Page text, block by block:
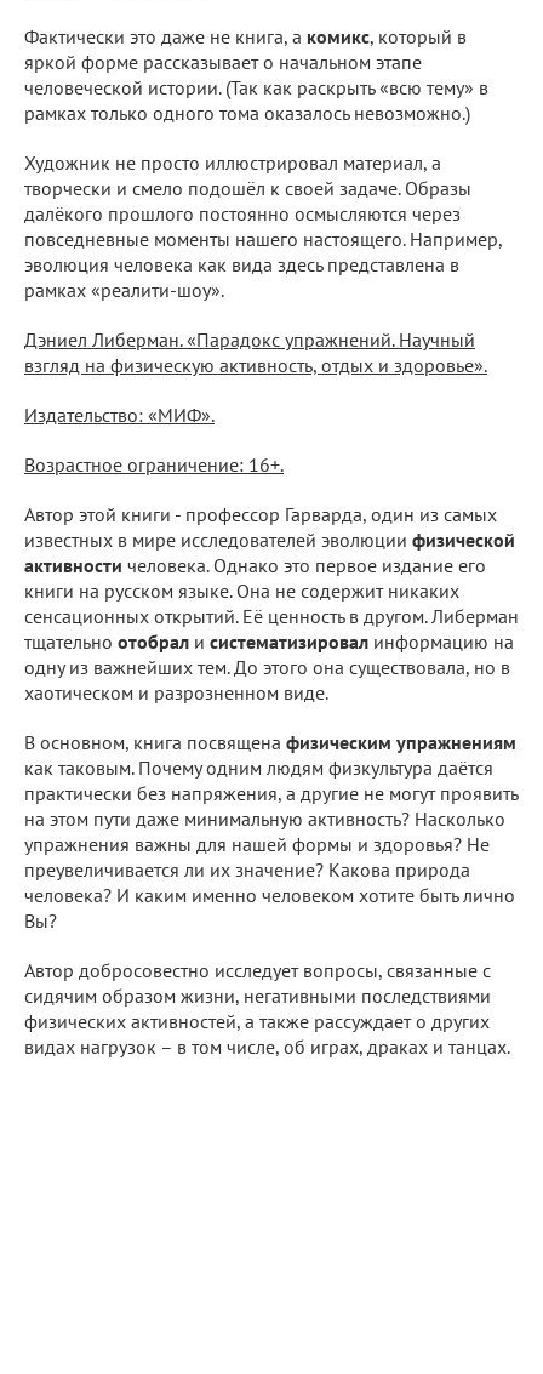
Фактически это даже не книга, а комикс, который в
яркой форме рассказывает о начальном этапе
человеческой истории. (Так как раскрыть «всю тему» в
рамках только одного тома оказалось невозможно.)
Художник не просто иллюстрировал материал, а
творчески и смело подошёл к своей задаче. Образы
далёкого прошлого постоянно осмысляются через
повседневные моменты нашего настоящего. Например,
эволюция человека как вида здесь представлена в
рамках «реалити-шоу».
Дэниел Либерман. «Парадокс упражнений. Научный
взгляд на физическую активность, отдых и здоровье».
Издательство: «МИФ».
Возрастное ограничение: 16+.
Автор этой книги - профессор Гарварда, один из самых
известных в мире исследователей эволюции физической
активности человека. Однако это первое издание его
книги на русском языке. Она не содержит никаких
сенсационных открытий. Её ценность в другом. Либерман
тщательно отобрал и систематизировал информацию на
одну из важнейших тем. До этого она существовала, но в
хаотическом и разрозненном виде.
В основном, книга посвящена физическим упражнениям
как таковым. Почему одним людям физкультура даётся
практически без напряжения, а другие не могут проявить
на этом пути даже минимальную активность? Насколько
упражнения важны для нашей формы и здоровья? Не
преувеличивается ли их значение? Какова природа
человека? И каким именно человеком хотите быть лично
Вы?
Автор добросовестно исследует вопросы, связанные с
сидячим образом жизни, негативными последствиями
физических активностей, а также рассуждает о других
видах нагрузок – в том числе, об играх, драках и танцах.